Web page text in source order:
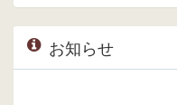
お知らせ